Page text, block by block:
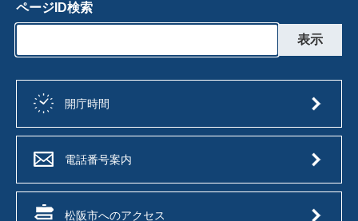
ページID検索
開庁時間
電話番号案内
松阪市へのアクセス